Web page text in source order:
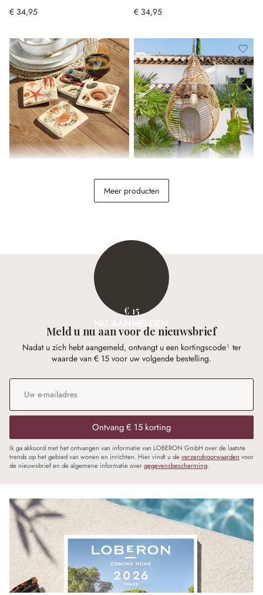
€ 34,95 € 34,95
€ 98,95
Meer producten
€ 15
NU AANMELDEN
Meld u nu aan voor de nieuwsbrief
Nadat u zich hebt aangemeld, ontvangt u een kortingscode¹ ter
waarde van € 15 voor uw volgende bestelling.
E-mailadres
Ontvang € 15 korting
Ik ga akkoord met het ontvangen van informatie van LOBERON GmbH over de laatste
trends op het gebied van wonen en inrichten. Hier vindt u deverzendvoorwaarden voor
de nieuwsbrief en de algemene informatie overgegevensbescherming.